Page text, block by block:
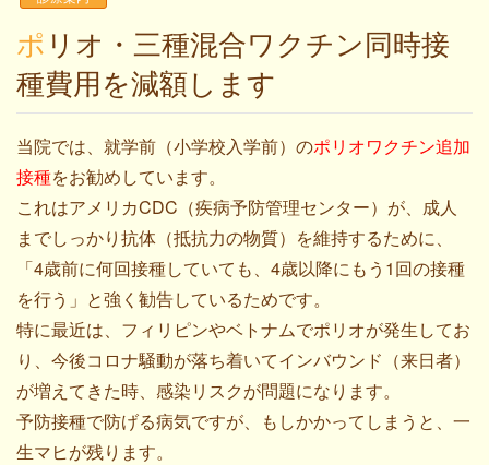
ポリオ・三種混合ワクチン同時接
種費用を減額します
当院では、就学前（小学校入学前）のポリオワクチン追加
接種をお勧めしています。
これはアメリカCDC（疾病予防管理センター）が、成人
までしっかり抗体（抵抗力の物質）を維持するために、
「4歳前に何回接種していても、4歳以降にもう1回の接種
を行う」と強く勧告しているためです。
特に最近は、フィリピンやベトナムでポリオが発生してお
り、今後コロナ騒動が落ち着いてインバウンド（来日者）
が増えてきた時、感染リスクが問題になります。
予防接種で防げる病気ですが、もしかかってしまうと、一
生マヒが残ります。